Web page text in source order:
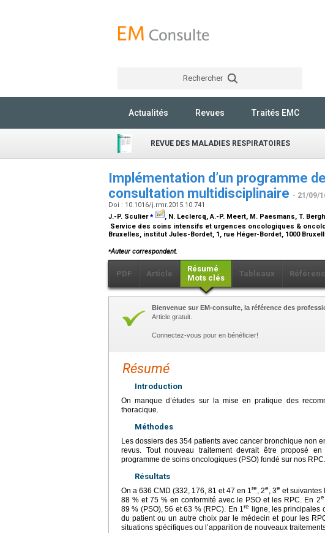
Rechercher
Actualités Revues Traités EMC
REVUE DES MALADIES RESPIRATOIRES
Implémentation d’un programme
consultation multidisciplinaire - 21/09/
Doi : 10.1016/j.rmr.2015.10.741
J.-P. Sculier⁎
, N. Leclercq, A.-P. Meert, M. Paesmans, T.
Service des soins intensifs et urgences oncologiques &
Bruxelles, institut Jules-Bordet, 1, rue Héger-Bordet, 1000
⁎Auteur correspondant.
PDF Article
Résumé
Mots clés
Tableaux
Bienvenue sur EM-consulte, la référence des
Article gratuit.
Connectez-vous pour en bénéficier!
Résumé
Introduction
On manque d’études sur la mise en pratique des
thoracique.
Méthodes
Les dossiers des 354 patients avec cancer bronchique non
revus. Tout nouveau traitement devrait être proposé
programme de soins oncologiques (PSO) fondé sur nos RPC.
Résultats
On a 636 CMD (332, 176, 81 et 47 en 1re, 2e, 3e et suivantes
88 % et 75 % en conformité avec le PSO et les RPC. En 2e
89 % (PSO), 56 et 63 % (RPC). En 1re
ligne, les principales
du patient ou un autre choix par le médecin et pour les
situations spécifiques ou l’apparition de nouveaux